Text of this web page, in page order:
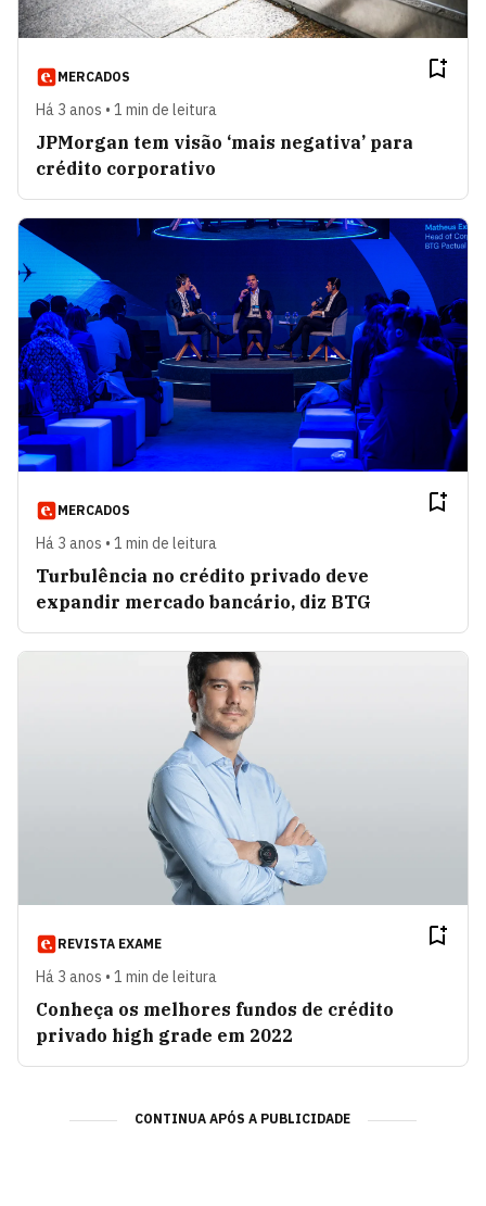
MERCADOS
Há 3 anos • 1 min de leitura
JPMorgan tem visão ‘mais negativa’ para
crédito corporativo
MERCADOS
Há 3 anos • 1 min de leitura
Turbulência no crédito privado deve
expandir mercado bancário, diz BTG
REVISTA EXAME
Há 3 anos • 1 min de leitura
Conheça os melhores fundos de crédito
privado high grade em 2022
CONTINUA APÓS A PUBLICIDADE